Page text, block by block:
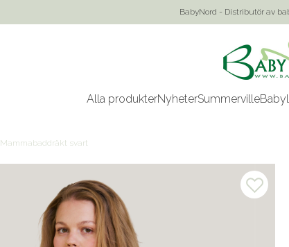
BabyNord - Distributör av
Alla produkterNyheterSummerville
Mammabaddräkt svart